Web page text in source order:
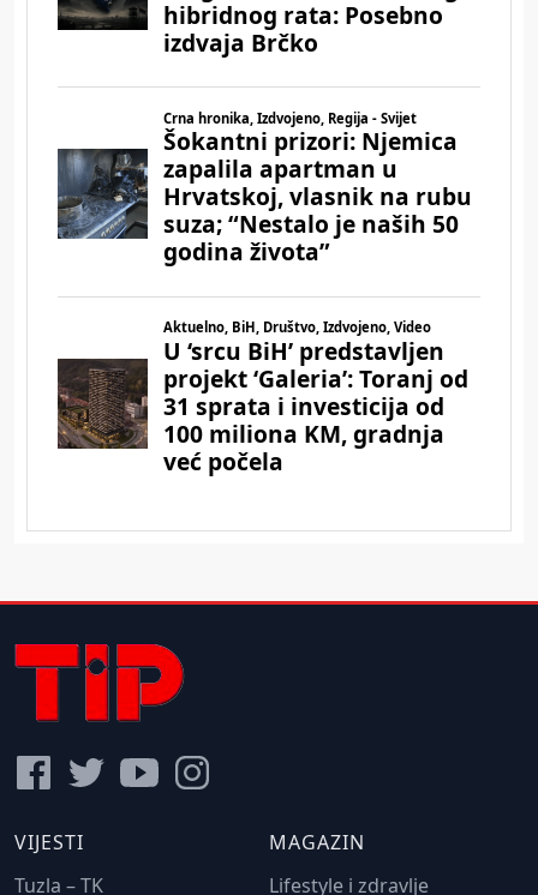
VIJESTI
Tuzla – TK
MAGAZIN
Lifestyle i zdravlje